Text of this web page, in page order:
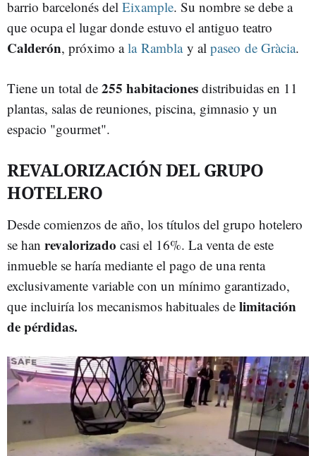
barrio barcelonés del Eixample. Su nombre se debe a
que ocupa el lugar donde estuvo el antiguo teatro
Calderón, próximo ala Ramblay al paseo de Gràcia.
Tiene un total de 255 habitaciones distribuidas en 11
plantas, salas de reuniones, piscina, gimnasio y un
espacio "gourmet".
REVALORIZACIÓN DEL GRUPO
HOTELERO
Desde comienzos de año, los títulos del grupo hotelero
se han revalorizado casi el 16%. La venta de este
inmueble se haría mediante el pago de una renta
exclusivamente variable con un mínimo garantizado,
que incluiría los mecanismos habituales de limitación
de pérdidas.